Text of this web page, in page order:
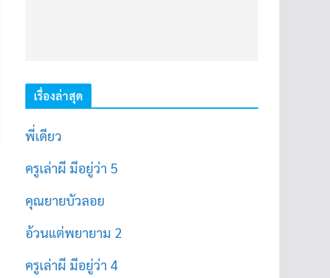
เรื่องล่าสุด
พี่เดียว
ครูเล่าผี มีอยู่ว่า 5
คุณยายบัวลอย
อ้วนแต่พยายาม 2
ครูเล่าผี มีอยู่ว่า 4